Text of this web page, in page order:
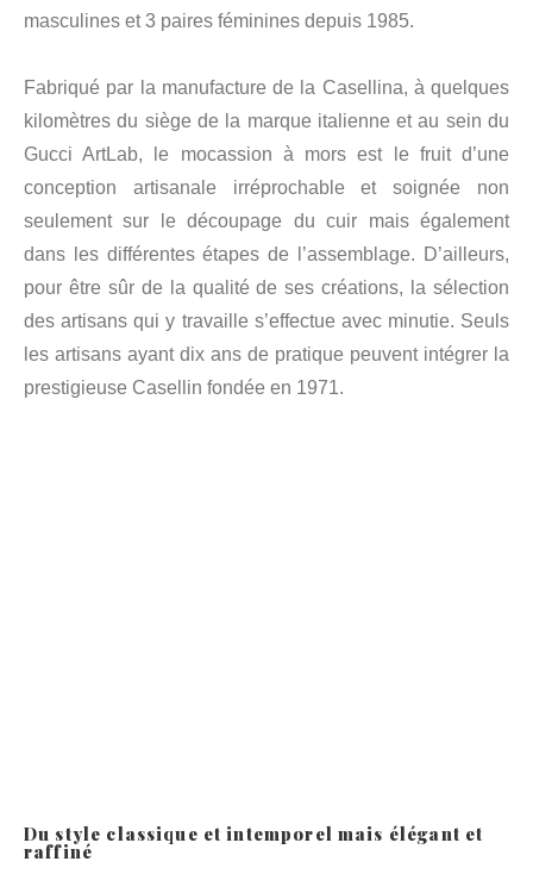
masculines et 3 paires féminines depuis 1985.
Fabriqué par la manufacture de la Casellina, à quelques
kilomètres du siège de la marque italienne et au sein du
Gucci ArtLab, le mocassion à mors est le fruit d’une
conception artisanale irréprochable et soignée non
seulement sur le découpage du cuir mais également
dans les différentes étapes de l’assemblage. D’ailleurs,
pour être sûr de la qualité de ses créations, la sélection
des artisans qui y travaille s’effectue avec minutie. Seuls
les artisans ayant dix ans de pratique peuvent intégrer la
prestigieuse Casellin fondée en 1971.
Du style classique et intemporel mais élégant et
raffiné